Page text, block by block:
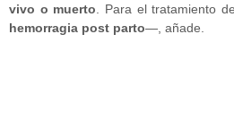
vivo o muerto . Para el tratamiento
hemorragia post parto—, añade.